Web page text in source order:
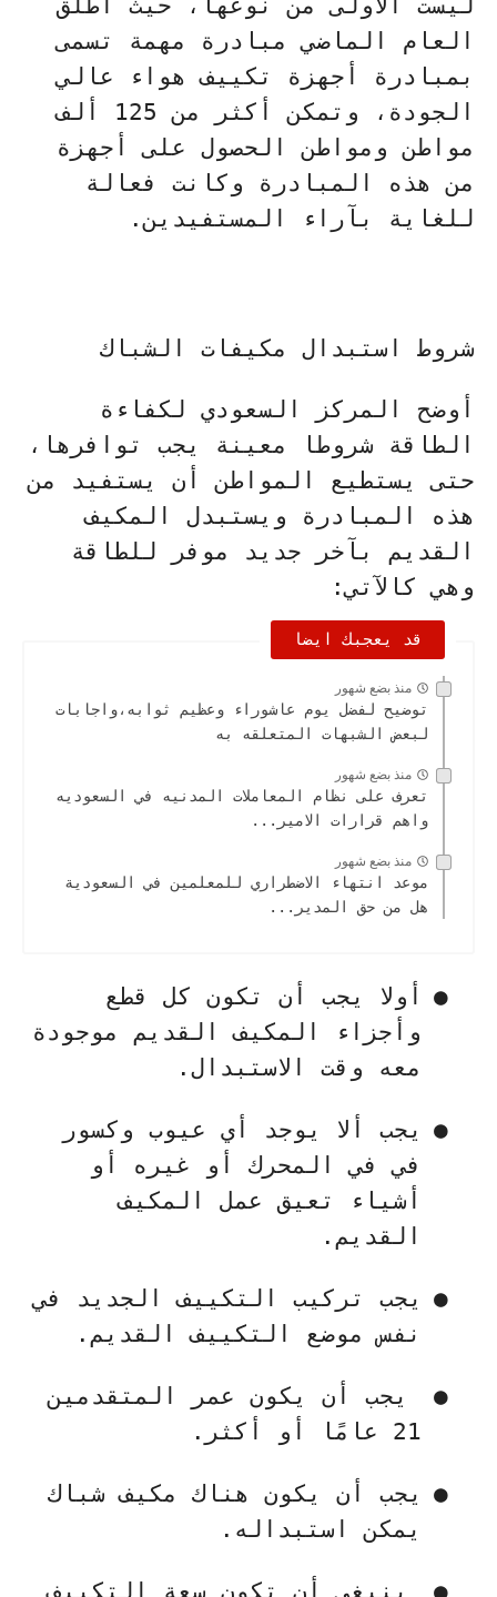
العام الماضي مبادرة مهمة تسمى
بمبادرة أجهزة تكييف هواء عالي
الجودة، وتمكن أكثر من 125 ألف
مواطن ومواطن الحصول على أجهزة
من هذه المبادرة وكانت فعالة
للغاية بآراء المستفيدين.
شروط استبدال مكيفات الشباك
أوضح المركز السعودي لكفاءة
الطاقة شروطا معينة يجب توافرها،
حتى يستطيع المواطن أن يستفيد من
هذه المبادرة ويستبدل المكيف
القديم بآخر جديد موفر للطاقة
وهي كالآتي:
قد يعجبك ايضا
منذ بضع شهور
توضيح لفضل يوم عاشوراء وعظيم ثوابه،واجابات
لبعض الشبهات المتعلقه به
منذ بضع شهور
تعرف على نظام المعاملات المدنيه في السعوديه
واهم قرارات الامير...
منذ بضع شهور
موعد انتهاء الاضطراري للمعلمين في السعودية
هل من حق المدير...
●
أولا يجب أن تكون كل قطع
وأجزاء المكيف القديم موجودة
معه وقت الاستبدال.
● يجب ألا يوجد أي عيوب وكسور
في في المحرك أو غيره أو
أشياء تعيق عمل المكيف
القديم.
● يجب تركيب التكييف الجديد في
نفس موضع التكييف القديم.
●
يجب أن يكون عمر المتقدمين
21 عامًا أو أكثر.
● يجب أن يكون هناك مكيف شباك
يمكن استبداله.
●
ينبغي أن تكون سعة التكييف